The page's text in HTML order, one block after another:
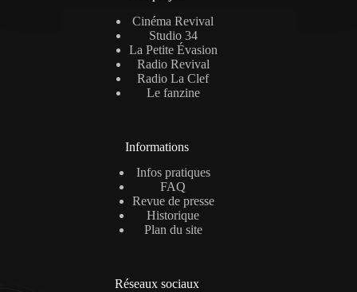
Cinéma Revival
Studio 34
La Petite Évasion
Radio Revival
Radio La Clef
Le fanzine
Informations
Infos pratiques
FAQ
Revue de presse
Historique
Plan du site
Réseaux sociaux